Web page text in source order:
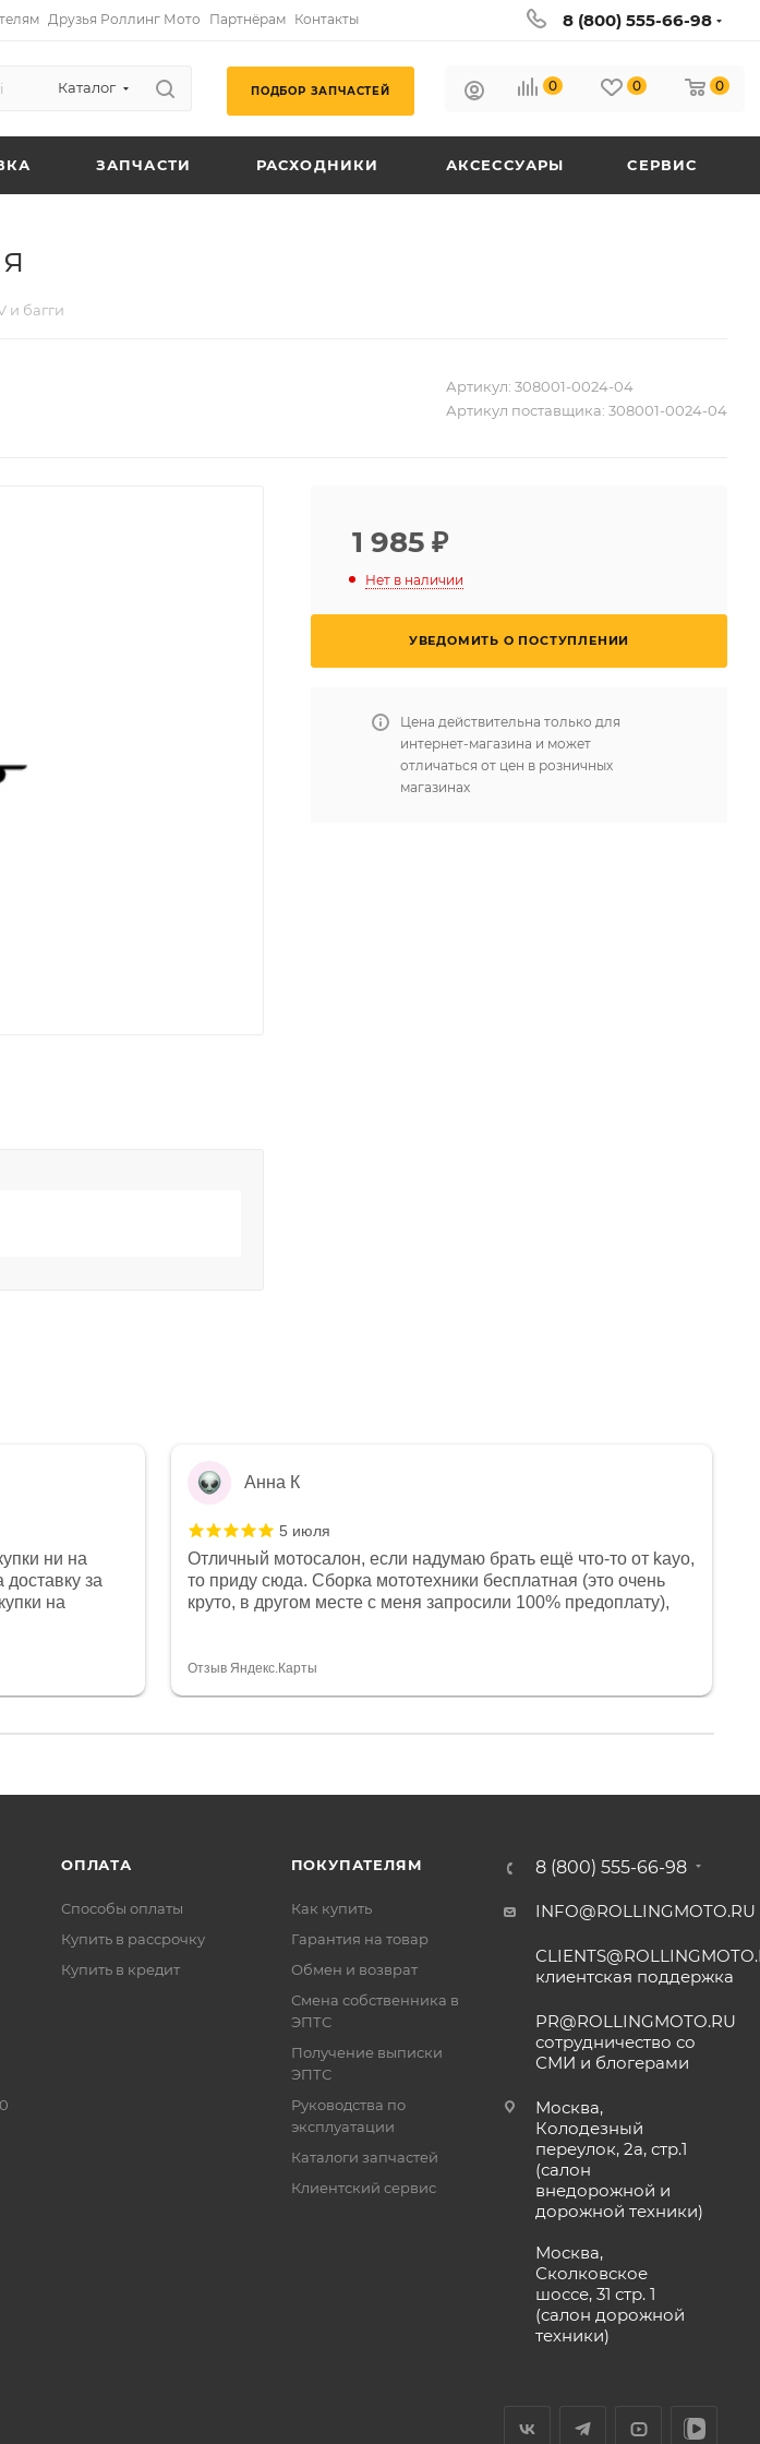
Друзья Роллинг Мото Партнёрам Контакты 8 (800) 555-66-98
Каталог ПОДБОР ЗАПЧАСТЕЙ 0 0 0
ЗАПЧАСТИ РАСХОДНИКИ АКСЕССУАРЫ СЕРВИС
и багги
Артикул: 308001-0024-04
Артикул поставщика: 308001-0024-04
1 985 ₽
Нет в наличии
УВЕДОМИТЬ О ПОСТУПЛЕНИИ
Цена действительна только для
интернет-магазина и может
отличаться от цен в розничных
магазинах
ни на
за
на
магазина
решена.
после
Анна К
5 июля
Отличный мотосалон, если надумаю брать ещё что-то от kayo,
то приду сюда. Сборка мототехники бесплатная (это очень
круто, в другом месте с меня запросили 100% предоплату),
спасибо отдельное, всегда на связи, очень детально всё
Отзыв Яндекс.Карты
ОПЛАТА
Способы оплаты
Купить в рассрочку
Купить в кредит
ПОКУПАТЕЛЯМ
Как купить
Гарантия на товар
Обмен и возврат
Смена собственника в
ЭПТС
Получение выписки
ЭПТС
Руководства по
эксплуатации
Каталоги запчастей
Клиентский сервис
8 (800) 555-66-98
INFO@ROLLINGMOTO.RU
клиентская поддержка
PR@ROLLINGMOTO.RU
сотрудничество со
СМИ и блогерами
Москва,
Колодезный
переулок, 2а, стр.1
(салон
внедорожной и
дорожной техники)
Москва,
Сколковское
шоссе, 31 стр. 1
(салон дорожной
техники)